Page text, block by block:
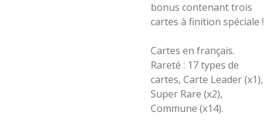
bonus contenant trois
cartes à finition spéciale !
Cartes en français.
Rareté : 17 types de
cartes, Carte Leader (x1),
Super Rare (x2),
Commune (x14).